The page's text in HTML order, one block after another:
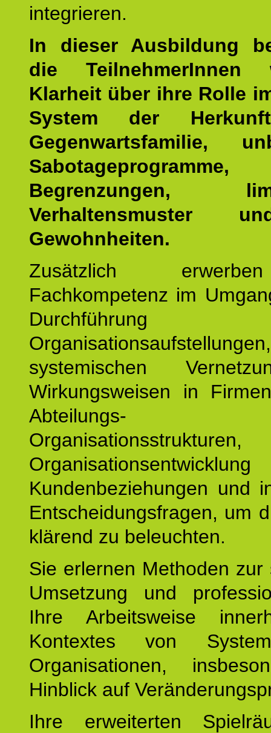
integrieren.
In dieser Ausbildung
die TeilnehmerInnen
Klarheit über ihre Rolle
System der
Gegenwartsfamilie,
Begrenzungen,
Verhaltensmuster
Gewohnheiten.
Zusätzlich
Fachkompetenz im
systemischen
Wirkungsweisen in
Abteilungs-
Kundenbeziehungen und
Entscheidungsfragen, um
klärend zu beleuchten.
Sie erlernen Methoden zur
Umsetzung und
Ihre Arbeitsweise
Kontextes von
Organisationen,
Hinblick auf
Ihre erweiterten